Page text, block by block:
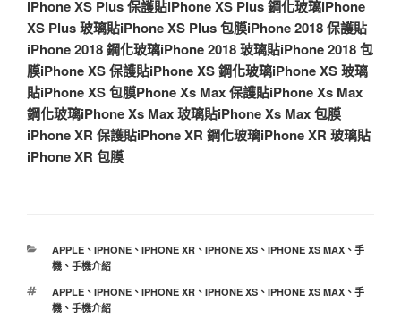
iPhone XS Plus 保護貼iPhone XS Plus 鋼化玻璃iPhone
XS Plus 玻璃貼iPhone XS Plus 包膜iPhone 2018 保護貼
iPhone 2018 鋼化玻璃iPhone 2018 玻璃貼iPhone 2018 包
膜iPhone XS 保護貼iPhone XS 鋼化玻璃iPhone XS 玻璃
貼iPhone XS 包膜Phone Xs Max 保護貼iPhone Xs Max
鋼化玻璃iPhone Xs Max 玻璃貼iPhone Xs Max 包膜
iPhone XR 保護貼iPhone XR 鋼化玻璃iPhone XR 玻璃貼
iPhone XR 包膜
分
類
APPLE、 IPHONE、 IPHONE XR、 IPHONE XS、 IPHONE XS MAX、 手
機、 手機介紹
標
籤
APPLE、 IPHONE、 IPHONE XR、 IPHONE XS、 IPHONE XS MAX、 手
機、 手機介紹